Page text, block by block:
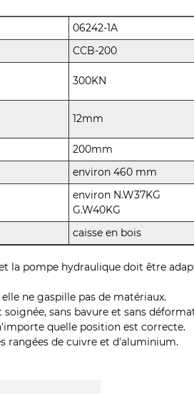
06242-1A
CCB-200
300KN
12mm
200mm
environ 460 mm
environ N.W37KG
G.W40KG
caisse en bois
la pompe hydraulique doit être
ne gaspille pas de matériaux.
sans bavure et sans
quelle position est correcte.
rangées de cuivre et d'aluminium.